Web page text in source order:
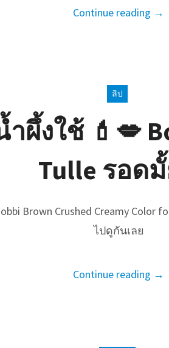
Continue reading →
ลิป
ผึ้งใช้ 💄💋
Tulle รอดมั้
Brown Crushed Creamy Color
ไปดูกันเลย
Continue reading →